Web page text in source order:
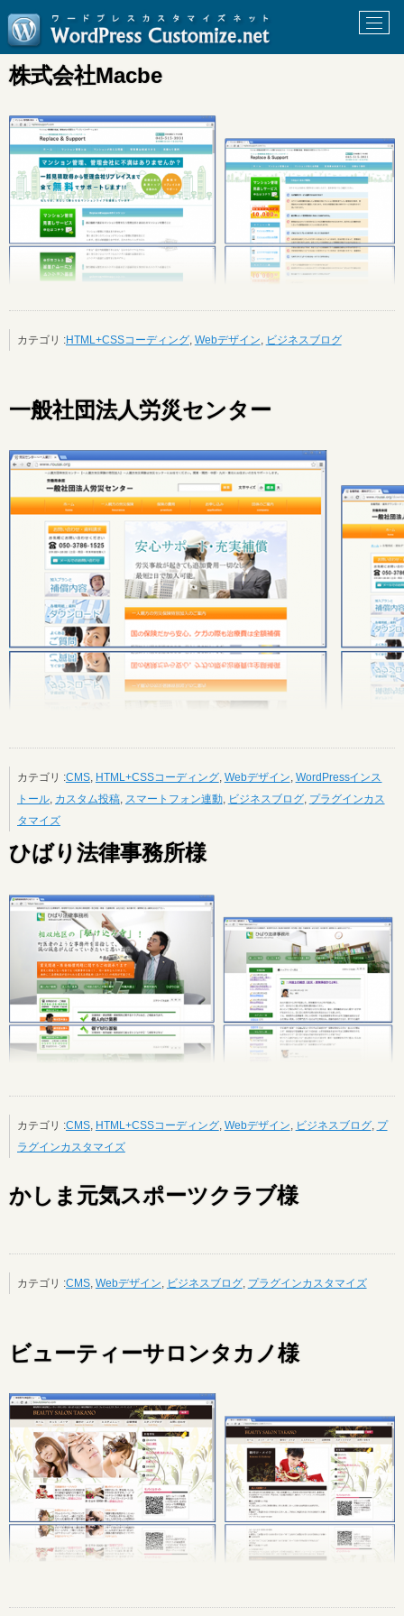
株式会社Macbe
カテゴリ :HTML+CSSコーディング, Webデザイン, ビジネスブログ
一般社団法人労災センター
カテゴリ :CMS, HTML+CSSコーディング, Webデザイン, WordPressインス
トール, カスタム投稿, スマートフォン連動, ビジネスブログ, プラグインカス
タマイズ
ひばり法律事務所様
カテゴリ :CMS, HTML+CSSコーディング, Webデザイン, ビジネスブログ, プ
ラグインカスタマイズ
かしま元気スポーツクラブ様
カテゴリ :CMS, Webデザイン, ビジネスブログ, プラグインカスタマイズ
ビューティーサロンタカノ様